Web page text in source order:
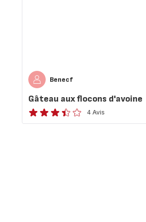
Benecf
Gâteau aux flocons d'avoine
ratings.3.4
4 Avis